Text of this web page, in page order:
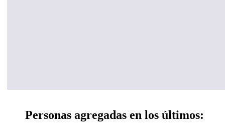
Personas agregadas en los últimos: